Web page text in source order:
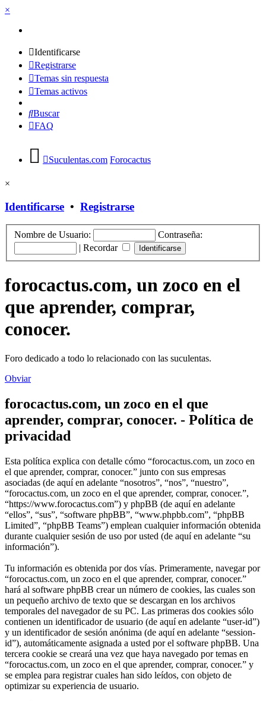
×
Identificarse
Registrarse
Temas sin respuesta
Temas activos
Buscar
FAQ
Suculentas.com Forocactus
×
Identificarse • Registrarse
Nombre de Usuario:
Contraseña:
| Recordar
forocactus.com, un zoco en el
que aprender, comprar,
conocer.
Foro dedicado a todo lo relacionado con las suculentas.
Obviar
forocactus.com, un zoco en el que
aprender, comprar, conocer. - Política de
privacidad
Esta política explica con detalle cómo “forocactus.com, un zoco en
el que aprender, comprar, conocer.” junto con sus empresas
asociadas (de aquí en adelante “nosotros”, “nos”, “nuestro”,
“forocactus.com, un zoco en el que aprender, comprar, conocer.”,
“https://www.forocactus.com”) y phpBB (de aquí en adelante
“ellos”, “sus”, “software phpBB”, “www.phpbb.com”, “phpBB
Limited”, “phpBB Teams”) emplean cualquier información obtenida
durante cualquier sesión de uso por usted (de aquí en adelante “su
información”).
Tu información es obtenida por dos vías. Primeramente, navegar por
“forocactus.com, un zoco en el que aprender, comprar, conocer.”
hará al software phpBB crear un número de cookies, las cuales son
un pequeño archivo de texto que se descargan en los archivos
temporales del navegador de su PC. Las primeras dos cookies sólo
contienen un identificador de usuario (de aquí en adelante “user-id”)
y un identificador de sesión anónima (de aquí en adelante “session-
id”), automáticamente asignada a usted por el software phpBB. Una
tercera cookie se creará una vez que haya navegado por temas en
“forocactus.com, un zoco en el que aprender, comprar, conocer.” y
se emplea para registrar cuales han sido leídos, con objeto de
optimizar su experiencia de usuario.